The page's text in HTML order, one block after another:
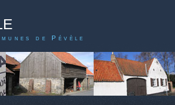
de Pévèle